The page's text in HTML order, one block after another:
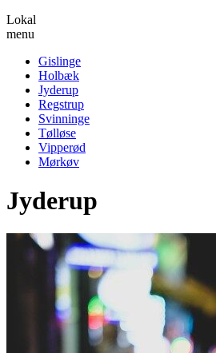
Lokal
menu
Gislinge
Holbæk
Jyderup
Regstrup
Svinninge
Tølløse
Vipperød
Mørkøv
Jyderup